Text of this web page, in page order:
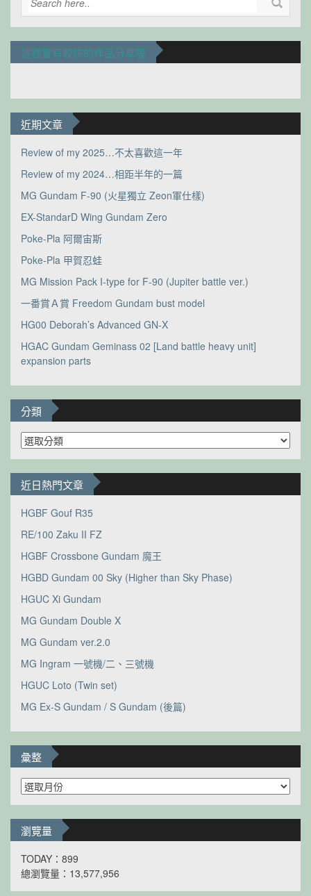
這裡會有較快的作品分享喔
近期文章
Review of my 2025…不太喜歡這一年
Review of my 2024…相距半年的一篇
MG Gundam F-90 (火星獨立 Zeon軍仕樣)
EX-StandarD Wing Gundam Zero
Poke-Pla 阿爾宙斯
Poke-Pla 甲賀忍蛙
MG Mission Pack I-type for F-90 (Jupiter battle ver.)
一番賞Ａ賞 Freedom Gundam bust model
HG00 Deborah’s Advanced GN-X
HGAC Gundam Geminass 02 [Land battle heavy unit]
expansion parts
分類
分
類
近日熱門文章
HGBF Gouf R35
RE/100 Zaku II FZ
HGBF Crossbone Gundam 魔王
HGBD Gundam 00 Sky (Higher than Sky Phase)
HGUC Xi Gundam
MG Gundam Double X
MG Gundam ver.2.0
MG Ingram 一號機/二、三號機
HGUC Loto (Twin set)
MG Ex-S Gundam / S Gundam (後篇)
彙整
彙
整
瀏覽量
TODAY：899
總瀏覽量：13,577,956